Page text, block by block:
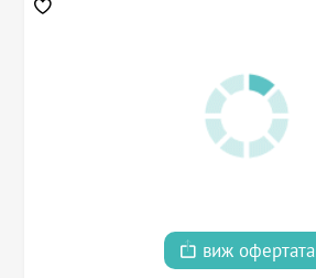
виж офертата